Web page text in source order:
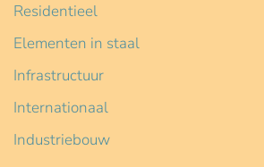
Residentieel
Elementen in staal
Infrastructuur
Internationaal
Industriebouw